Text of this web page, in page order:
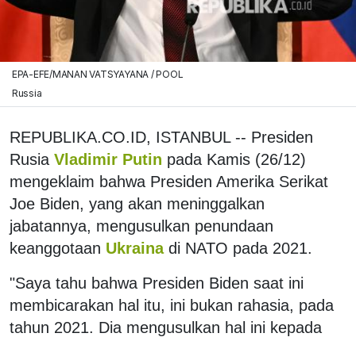
EPA-EFE/MANAN VATSYAYANA / POOL
Russia
REPUBLIKA.CO.ID, ISTANBUL -- Presiden
Rusia Vladimir Putin pada Kamis (26/12)
mengeklaim bahwa Presiden Amerika Serikat
Joe Biden, yang akan meninggalkan
jabatannya, mengusulkan penundaan
keanggotaan Ukraina di NATO pada 2021.
"Saya tahu bahwa Presiden Biden saat ini
membicarakan hal itu, ini bukan rahasia, pada
tahun 2021. Dia mengusulkan hal ini kepada